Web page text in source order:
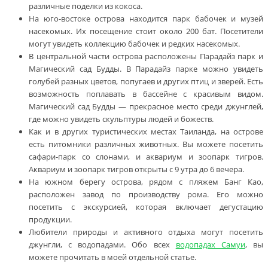
различные поделки из кокоса.
На юго-востоке острова находится парк бабочек и музей
насекомых. Их посещение стоит около 200 бат. Посетители
могут увидеть коллекцию бабочек и редких насекомых.
В центральной части острова расположены Парадайз парк и
Магический сад Будды. В Парадайз парке можно увидеть
голубей разных цветов, попугаев и других птиц и зверей. Есть
возможность поплавать в бассейне с красивым видом.
Магический сад Будды — прекрасное место среди джунглей,
где можно увидеть скульптуры людей и божеств.
Как и в других туристических местах Таиланда, на острове
есть питомники различных животных. Вы можете посетить
сафари-парк со слонами, и аквариум и зоопарк тигров.
Аквариум и зоопарк тигров открыты с 9 утра до 6 вечера.
На южном берегу острова, рядом с пляжем Банг Као,
расположен завод по производству рома. Его можно
посетить с экскурсией, которая включает дегустацию
продукции.
Любители природы и активного отдыха могут посетить
джунгли, с водопадами. Обо всех водопадах Самуи, вы
можете прочитать в моей отдельной статье.